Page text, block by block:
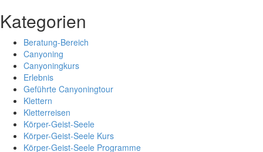
Kategorien
Beratung-Bereich
Canyoning
Canyoningkurs
Erlebnis
Geführte Canyoningtour
Klettern
Kletterreisen
Körper-Geist-Seele
Körper-Geist-Seele Kurs
Körper-Geist-Seele Programme